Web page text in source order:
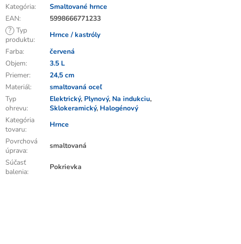
Kategória:
Smaltované hrnce
EAN:
5998666771233
? Typ
produktu:
Hrnce / kastróly
Farba:
červená
Objem:
3.5 L
Priemer:
24,5 cm
Materiál:
smaltovaná oceľ
Typ
ohrevu:
Elektrický, Plynový, Na indukciu,
Sklokeramický, Halogénový
Kategória
tovaru:
Hrnce
Povrchová
úprava:
smaltovaná
Súčasť
balenia:
Pokrievka